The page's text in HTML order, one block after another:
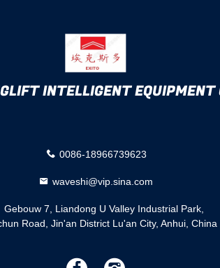
INTELLIGENT EQUIPMENT
0086-18966739623
waveshi@vip.sina.com
Gebouw 7, Liandong U Valley Industrial Park,
Road, Jin'an District Lu'an City, Anhui, China